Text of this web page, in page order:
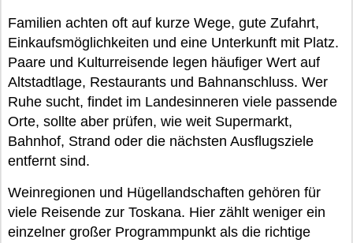
Familien achten oft auf kurze Wege, gute Zufahrt,
Einkaufsmöglichkeiten und eine Unterkunft mit Platz.
Paare und Kulturreisende legen häufiger Wert auf
Altstadtlage, Restaurants und Bahnanschluss. Wer
Ruhe sucht, findet im Landesinneren viele passende
Orte, sollte aber prüfen, wie weit Supermarkt,
Bahnhof, Strand oder die nächsten Ausflugsziele
entfernt sind.
Weinregionen und Hügellandschaften gehören für
viele Reisende zur Toskana. Hier zählt weniger ein
einzelner großer Programmpunkt als die richtige